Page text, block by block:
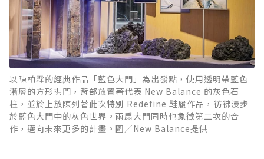
以陳柏霖的經典作品「藍色大門」為出發點，使用透明帶藍色
漸層的方形拱門，背部放置著代表 New Balance 的灰色石
柱，並於上放陳列著此次特別 Redefine 鞋履作品，彷彿漫步
於藍色大門中的灰色世界。兩扇大門同時也象徵第二次的合
作，邁向未來更多的計畫。圖／New Balance提供